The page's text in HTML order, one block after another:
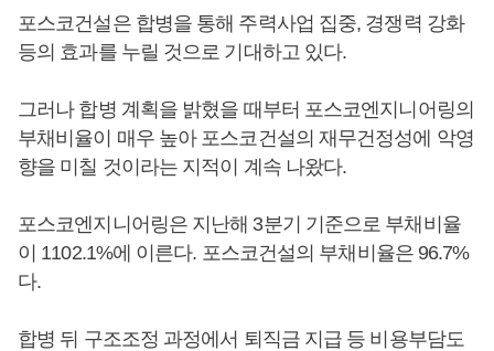
포스코건설은 합병을 통해 주력사업 집중, 경쟁력 강화
등의 효과를 누릴 것으로 기대하고 있다.
그러나 합병 계획을 밝혔을 때부터 포스코엔지니어링의
부채비율이 매우 높아 포스코건설의 재무건정성에 악영
향을 미칠 것이라는 지적이 계속 나왔다.
포스코엔지니어링은 지난해 3분기 기준으로 부채비율
이 1102.1%에 이른다. 포스코건설의 부채비율은 96.7%
다.
합병 뒤 구조조정 과정에서 퇴직금 지급 등 비용부담도